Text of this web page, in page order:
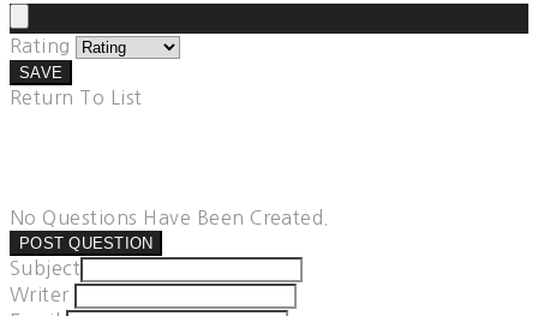
Rating
SAVE
Return To List
No Questions Have Been Created.
POST QUESTION
Subject
Writer